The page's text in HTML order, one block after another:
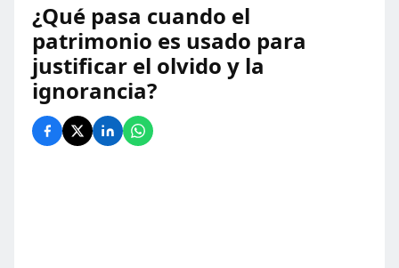
¿Qué pasa cuando el
patrimonio es usado para
justificar el olvido y la
ignorancia?